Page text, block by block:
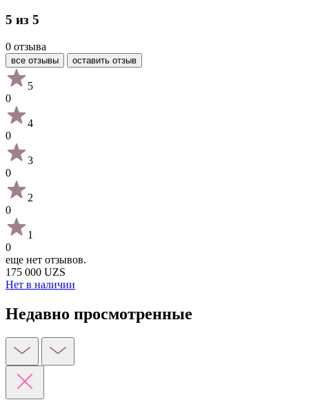
5 из 5
0 отзыва
все отзывы оставить отзыв
5
0
4
0
3
0
2
0
1
0
еще нет отзывов.
175 000 UZS
Нет в наличии
Недавно просмотренные